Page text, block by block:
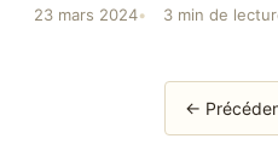
23 mars 2024 3 min de
←